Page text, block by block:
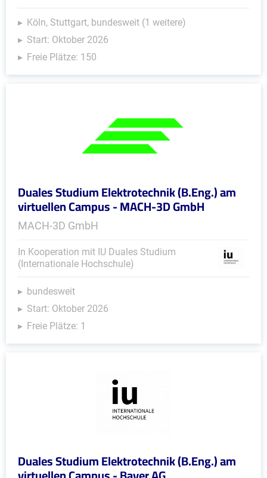
Köln, Stuttgart, bundesweit (1 weitere)
Start: Oktober 2026
Freie Plätze: 150
Duales Studium Elektrotechnik (B.Eng.) am
virtuellen Campus - MACH-3D GmbH
MACH-3D GmbH
In Kooperation mit IU Duales Studium
(Internationale Hochschule)
bundesweit
Start: Oktober 2026
Freie Plätze: 1
Duales Studium Elektrotechnik (B.Eng.) am